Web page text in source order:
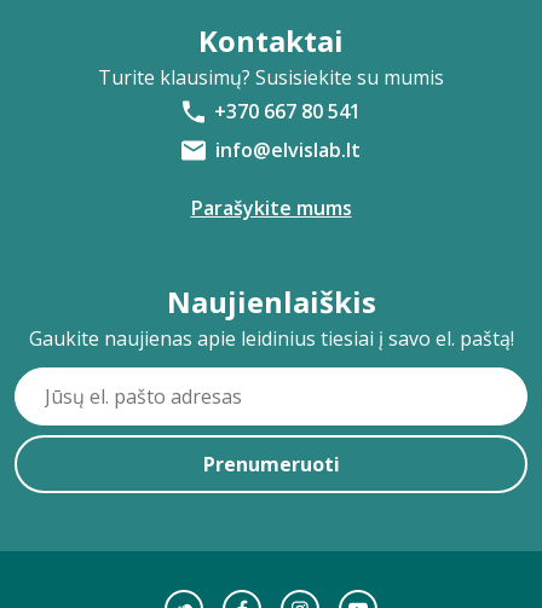
Kontaktai
Turite klausimų? Susisiekite su mumis
+370 667 80 541
info@elvislab.lt
Parašykite mums
Naujienlaiškis
Gaukite naujienas apie leidinius tiesiai į savo el. paštą!
Prenumeruoti